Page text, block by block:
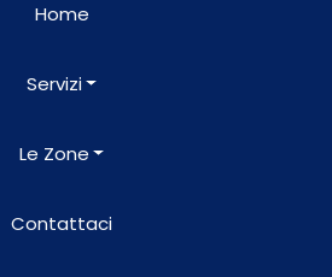
Home
Servizi
Le Zone
Contattaci